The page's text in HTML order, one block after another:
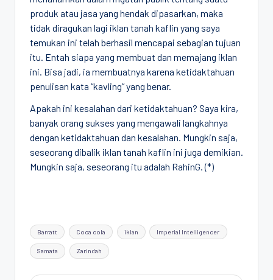
produk atau jasa yang hendak dipasarkan, maka
tidak diragukan lagi iklan tanah kaflin yang saya
temukan ini telah berhasil mencapai sebagian tujuan
itu. Entah siapa yang membuat dan memajang iklan
ini. Bisa jadi, ia membuatnya karena ketidaktahuan
penulisan kata “kavling” yang benar.
Apakah ini kesalahan dari ketidaktahuan? Saya kira,
banyak orang sukses yang mengawali langkahnya
dengan ketidaktahuan dan kesalahan. Mungkin saja,
seseorang dibalik iklan tanah kaflin ini juga demikian.
Mungkin saja, seseorang itu adalah RahinG. (*)
Tags:
Barratt Coca cola iklan Imperial Intelligencer
Samata Zarindah